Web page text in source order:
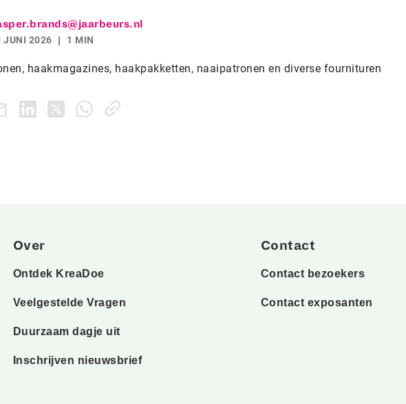
JUNI 2026
1 MIN
haakmagazines, haakpakketten, naaipatronen en diverse fournituren
Over
Ontdek KreaDoe
Veelgestelde Vragen
Duurzaam dagje uit
Inschrijven nieuwsbrief
Contact
Contact bezoekers
Contact exposanten